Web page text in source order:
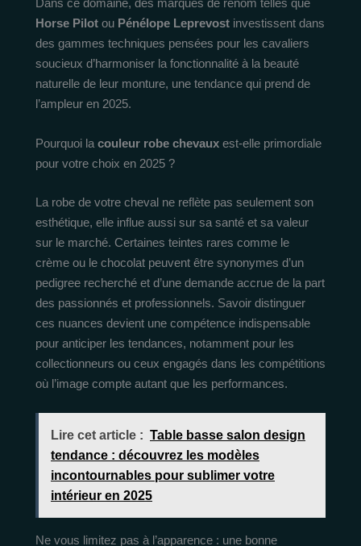
Dans ce domaine, des marques de renom telles que
Horse Pilot ou Pénélope Leprevost investissent dans
des gammes techniques pensées pour les cavaliers
soucieux d’harmoniser la fonctionnalité à la beauté
naturelle de leur monture, une tendance qui prend de
l’ampleur en 2025.
Pourquoi lacouleur robe chevaux est-elle primordiale
pour votre choix en 2025 ?
La robe de votre cheval ne reflète pas seulement son
esthétique, elle influe aussi sur sa santé et sa valeur
sur le marché. Certaines teintes rares comme le
crème ou le chocolat peuvent être synonymes d’un
pedigree recherché et d’une demande accrue de la part
des passionnés et professionnels. Savoir distinguer
ces nuances devient une compétence indispensable
pour anticiper les tendances, notamment pour les
collectionneurs ou ceux engagés dans les compétitions
où l’image compte autant que les performances.
Lire cet article : Table basse salon design
tendance : découvrez les modèles
incontournables pour sublimer votre
intérieur en 2025
Ne vous limitez pas à l’apparence : une bonne